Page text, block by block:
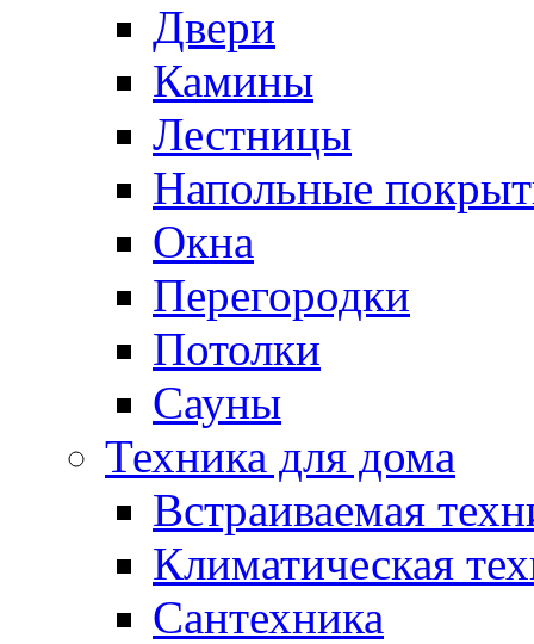
Двери
Камины
Лестницы
Напольные
Окна
Перегородки
Потолки
Сауны
Техника для дома
Встраиваемая
Климатическая
Сантехника